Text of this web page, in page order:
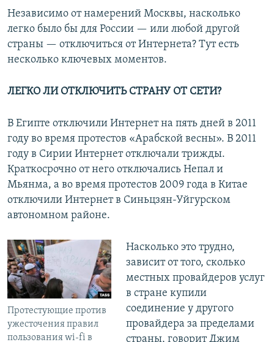
Независимо от намерений Москвы, насколько
легко было бы для России — или любой другой
страны — отключиться от Интернета? Тут есть
несколько ключевых моментов.
ЛЕГКО ЛИ ОТКЛЮЧИТЬ СТРАНУ ОТ СЕТИ?
В Египте отключили Интернет на пять дней в 2011
году во время протестов «Арабской весны». В 2011
году в Сирии Интернет отключали трижды.
Краткосрочно от него отключались Непал и
Мьянма, а во время протестов 2009 года в Китае
отключили Интернет в Синьцзян-Уйгурском
автономном районе.
Протестующие против
ужесточения правил
пользования wi-fi в
Насколько это трудно,
зависит от того, сколько
местных провайдеров услуг
в стране купили
соединение у другого
провайдера за пределами
страны, говорит Джим